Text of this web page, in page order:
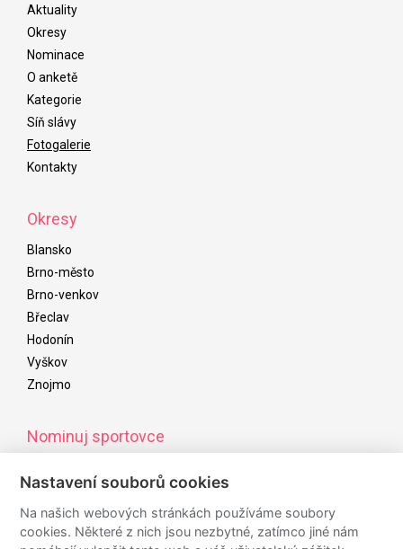
Aktuality
Okresy
Nominace
O anketě
Kategorie
Síň slávy
Fotogalerie
Kontakty
Okresy
Blansko
Brno-město
Brno-venkov
Břeclav
Hodonín
Vyškov
Znojmo
Nominuj sportovce
můžete nominovat úspěšné sportovce/kolektivy/osobnosti,
kteří budou navrženi do ankety sportovce roku
Nastavení souborů cookies
Na našich webových stránkách používáme soubory
cookies. Některé z nich jsou nezbytné, zatímco jiné nám